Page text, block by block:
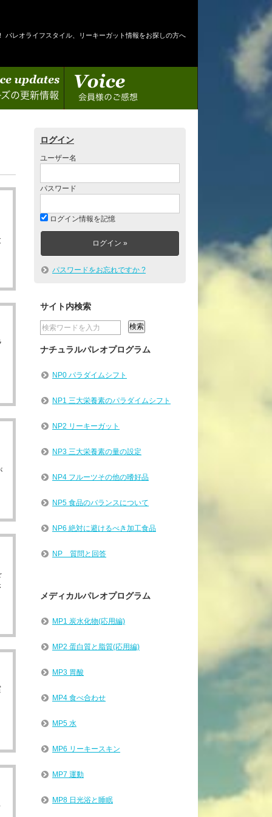
パレオライフスタイル、リーキーガット情報をお探しの方へ
報 会員様のご感想
ログイン
ユーザー名
パスワード
ログイン情報を記憶
パスワードをお忘れですか ?
サイト内検索
ナチュラルパレオプログラム
NP0 パラダイムシフト
NP1 三大栄養素のパラダイムシフト
NP2 リーキーガット
NP3 三大栄養素の量の設定
NP4 フルーツその他の嗜好品
NP5 食品のバランスについて
NP6 絶対に避けるべき加工食品
NP 質問と回答
メディカルパレオプログラム
MP1 炭水化物(応用編)
MP2 蛋白質と脂質(応用編)
MP3 胃酸
MP4 食べ合わせ
MP5 水
MP6 リーキースキン
MP7 運動
MP8 日光浴と睡眠